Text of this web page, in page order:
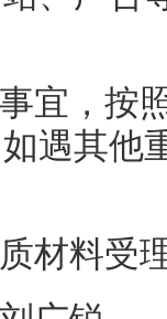
宜，按
遇其他
材料受